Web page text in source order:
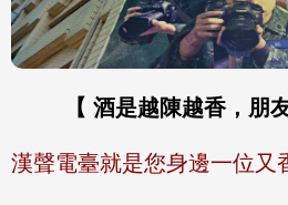
【 酒是越陳越香，朋
漢聲電臺就是您身邊一位又